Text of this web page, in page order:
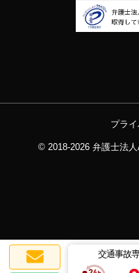
交通事故
プラ
© 2018-2026 弁護士法